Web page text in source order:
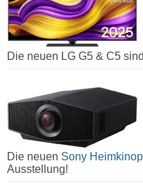
Die neuen LG G5 & C5
Die neuen Sony
Ausstellung!